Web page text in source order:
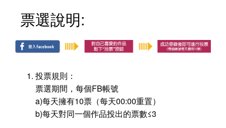
票選說明:
投票規則：
票選期間，每個FB帳號
a)每天擁有10票（每天00:00重置）
b)每天對同一個作品投出的票數≤3